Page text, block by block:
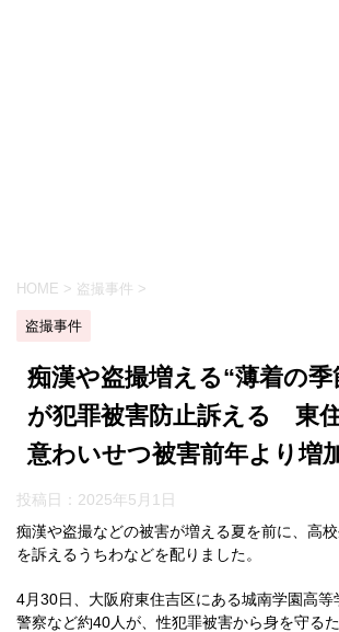
HOME > 盗撮事件 >
盗撮事件
痴漢や盗撮増える“薄着の
が犯罪被害防止訴える 東
意わいせつ被害前年より増
投稿日： 2025年5月1日
痴漢や盗撮などの被害が増える夏を前に、高
を訴えるうちわなどを配りました。
4月30日、大阪府東住吉区にある城南学園高等
警察など約40人が、性犯罪被害から身を守る